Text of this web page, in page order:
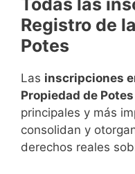
Todas las
Registro de
Potes
Las inscripciones
Propiedad de Potes
principales y más
consolidan y
derechos reales